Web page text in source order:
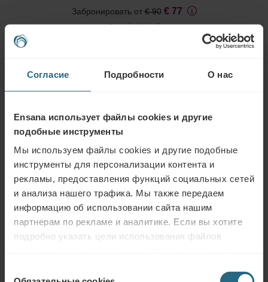
Согласие Подробности О нас
Ensana использует файлы cookies и другие
подобные инструменты
Мы используем файлы cookies и другие подобные
инструменты для персонализации контента и
рекламы, предоставления функций социальных сетей
и анализа нашего трафика. Мы также передаем
информацию об использовании сайта нашим
партнерам по рекламе и аналитике. Если вы хотите
подробно указать цели использования файлов
используйте кнопку «Разрешить всё».
Забронировать от€ 90 € 77
Centrální Lázně
NEW